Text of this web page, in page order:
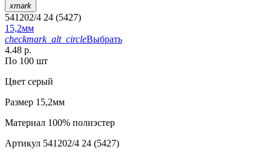
xmark
541202/4 24 (5427)
15,2мм
checkmark_alt_circleВыбрать
4.48 р.
По 100 шт
Цвет серый
Размер 15,2мм
Материал 100% полиэстер
Артикул 541202/4 24 (5427)